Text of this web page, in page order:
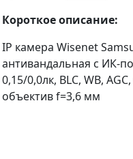
Короткое описание:
IP камера Wisenet
антивандальная с ИК-
0,15/0,0лк, BLC, WB,
объектив f=3,6 мм